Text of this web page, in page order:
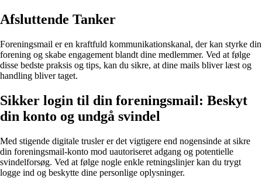
Afsluttende Tanker
Foreningsmail er en kraftfuld kommunikationskanal, der kan styrke din
forening og skabe engagement blandt dine medlemmer. Ved at følge
disse bedste praksis og tips, kan du sikre, at dine mails bliver læst og
handling bliver taget.
Sikker login til din foreningsmail: Beskyt
din konto og undgå svindel
Med stigende digitale trusler er det vigtigere end nogensinde at sikre
din foreningsmail-konto mod uautoriseret adgang og potentielle
svindelforsøg. Ved at følge nogle enkle retningslinjer kan du trygt
logge ind og beskytte dine personlige oplysninger.